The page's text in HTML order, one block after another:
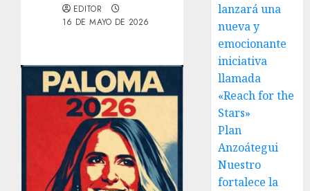
EDITOR
16 DE MAYO DE 2026
lanzará una
nueva y
emocionante
iniciativa
llamada
«Reach for the
Stars»
Plan
Anzoátegui
Nuestro
fortalece la